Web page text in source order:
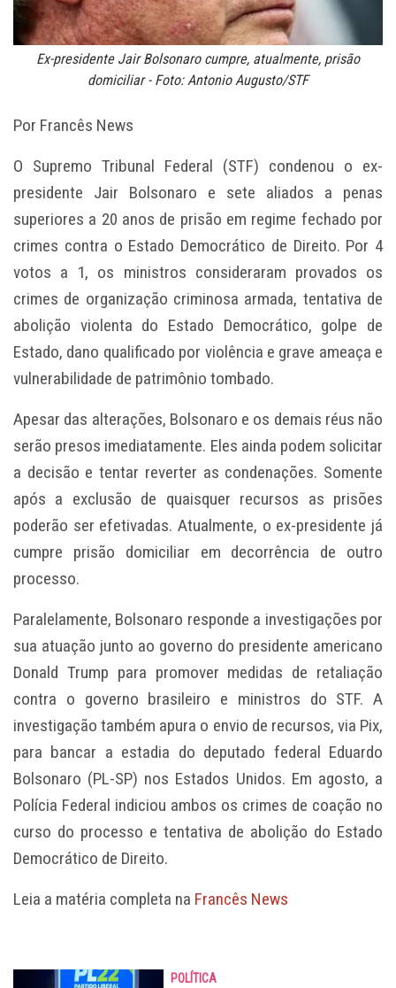
Ex-presidente Jair Bolsonaro cumpre, atualmente, prisão
domiciliar - Foto: Antonio Augusto/STF
Por Francês News
O Supremo Tribunal Federal (STF) condenou o ex-
presidente Jair Bolsonaro e sete aliados a penas
superiores a 20 anos de prisão em regime fechado por
crimes contra o Estado Democrático de Direito. Por 4
votos a 1, os ministros consideraram provados os
crimes de organização criminosa armada, tentativa de
abolição violenta do Estado Democrático, golpe de
Estado, dano qualificado por violência e grave ameaça e
vulnerabilidade de patrimônio tombado.
Apesar das alterações, Bolsonaro e os demais réus não
serão presos imediatamente. Eles ainda podem solicitar
a decisão e tentar reverter as condenações. Somente
após a exclusão de quaisquer recursos as prisões
poderão ser efetivadas. Atualmente, o ex-presidente já
cumpre prisão domiciliar em decorrência de outro
processo.
Paralelamente, Bolsonaro responde a investigações por
sua atuação junto ao governo do presidente americano
Donald Trump para promover medidas de retaliação
contra o governo brasileiro e ministros do STF. A
investigação também apura o envio de recursos, via Pix,
para bancar a estadia do deputado federal Eduardo
Bolsonaro (PL-SP) nos Estados Unidos. Em agosto, a
Polícia Federal indiciou ambos os crimes de coação no
curso do processo e tentativa de abolição do Estado
Democrático de Direito.
Leia a matéria completa na Francês News
POLÍTICA